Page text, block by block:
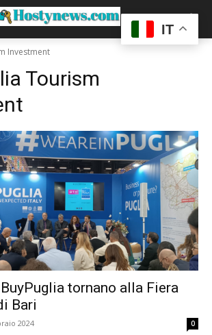
Investment
Tourism
tornano alla Fiera
Bari
2024 0
IT